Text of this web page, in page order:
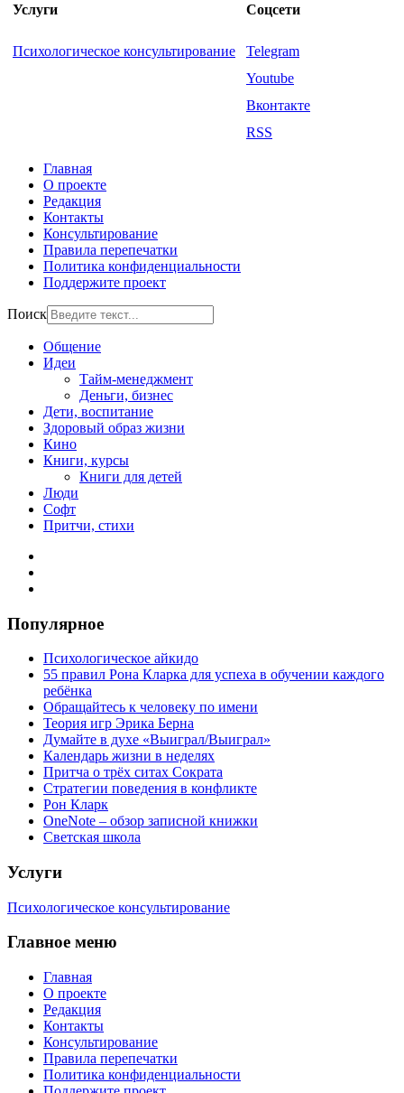
Услуги Соцсети
Психологическое консультирование
Telegram
Youtube
Вконтакте
RSS
Главная
О проекте
Редакция
Контакты
Консультирование
Правила перепечатки
Политика конфиденциальности
Поддержите проект
Поиск
Общение
Идеи
Тайм-менеджмент
Деньги, бизнес
Дети, воспитание
Здоровый образ жизни
Кино
Книги, курсы
Книги для детей
Люди
Софт
Притчи, стихи
Популярное
Психологическое айкидо
55 правил Рона Кларка для успеха в обучении каждого
ребёнка
Обращайтесь к человеку по имени
Теория игр Эрика Берна
Думайте в духе «Выиграл/Выиграл»
Календарь жизни в неделях
Притча о трёх ситах Сократа
Стратегии поведения в конфликте
Рон Кларк
OneNote – обзор записной книжки
Светская школа
Услуги
Психологическое консультирование
Главное меню
Главная
О проекте
Редакция
Контакты
Консультирование
Правила перепечатки
Политика конфиденциальности